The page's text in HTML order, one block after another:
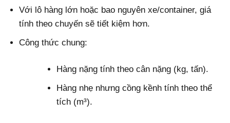
Với lô hàng lớn hoặc bao nguyên xe/container, giá
tính theo chuyến sẽ tiết kiệm hơn.
Công thức chung:
Hàng nặng tính theo cân nặng (kg, tấn).
Hàng nhẹ nhưng cồng kềnh tính theo thể
tích (m³).